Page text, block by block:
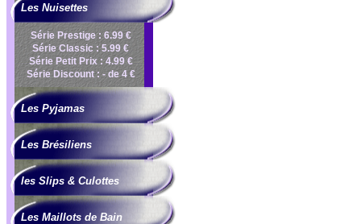
Les Nuisettes
Série Prestige : 6.99 €
Série Classic : 5.99 €
Série Petit Prix : 4.99 €
Série Discount : - de 4 €
Les Pyjamas
Les Brésiliens
les Slips & Culottes
Les Maillots de Bain